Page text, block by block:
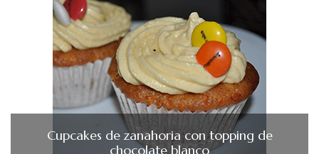
Cupcakes de zanahoria con topping de
chocolate blanco